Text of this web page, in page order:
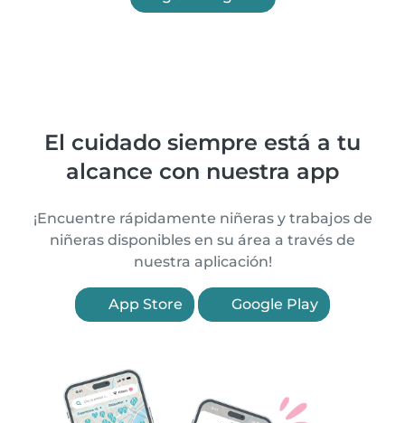
El cuidado siempre está a tu
alcance con nuestra app
¡Encuentre rápidamente niñeras y trabajos de
niñeras disponibles en su área a través de
nuestra aplicación!
App Store Google Play